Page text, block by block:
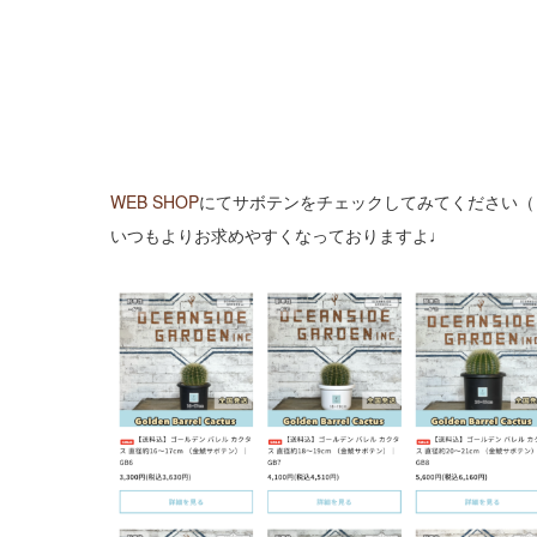
WEB SHOPにてサボテンをチェックしてみてください
いつもよりお求めやすくなっておりますよ♩